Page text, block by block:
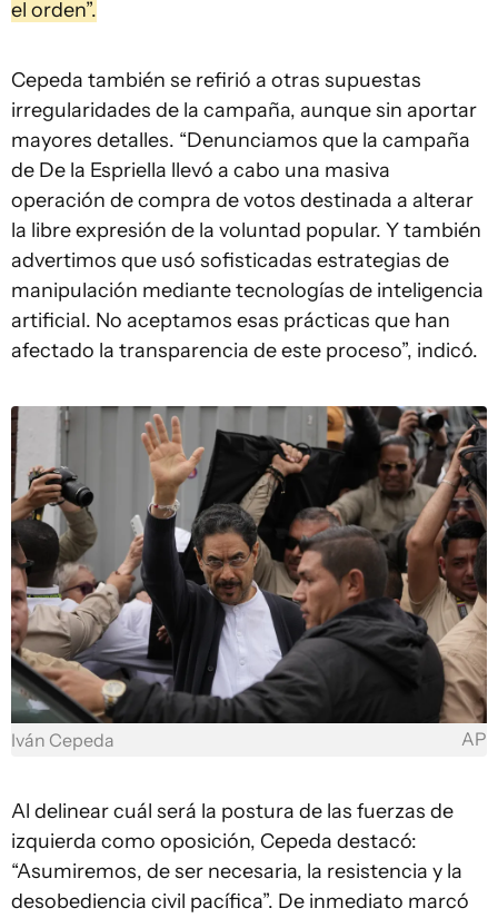
el orden”.
Cepeda también se refirió a otras supuestas
irregularidades de la campaña, aunque sin aportar
mayores detalles. “Denunciamos que la campaña
de De la Espriella llevó a cabo una masiva
operación de compra de votos destinada a alterar
la libre expresión de la voluntad popular. Y también
advertimos que usó sofisticadas estrategias de
manipulación mediante tecnologías de inteligencia
artificial. No aceptamos esas prácticas que han
afectado la transparencia de este proceso”, indicó.
Iván Cepeda AP
Al delinear cuál será la postura de las fuerzas de
izquierda como oposición, Cepeda destacó:
“Asumiremos, de ser necesaria, la resistencia y la
desobediencia civil pacífica”. De inmediato marcó